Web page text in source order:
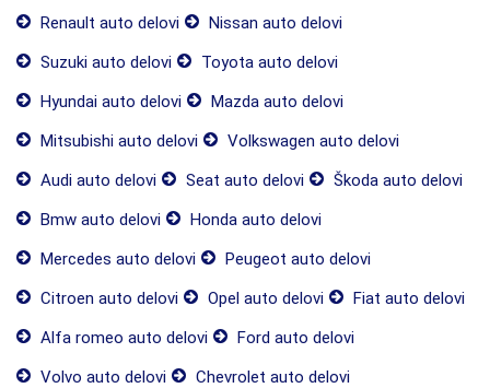
Renault auto delovi
Nissan auto delovi
Suzuki auto delovi
Toyota auto delovi
Hyundai auto delovi
Mazda auto delovi
Mitsubishi auto delovi
Volkswagen auto delovi
Audi auto delovi
Seat auto delovi
Škoda auto delovi
Bmw auto delovi
Honda auto delovi
Mercedes auto delovi
Peugeot auto delovi
Citroen auto delovi
Opel auto delovi
Fiat auto delovi
Alfa romeo auto delovi
Ford auto delovi
Volvo auto delovi
Chevrolet auto delovi